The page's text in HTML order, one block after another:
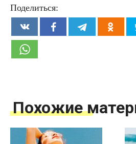
Поделиться:
Похожие